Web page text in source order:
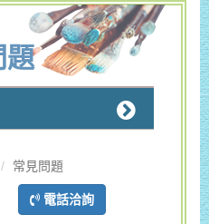
題
常見問題
電話洽詢